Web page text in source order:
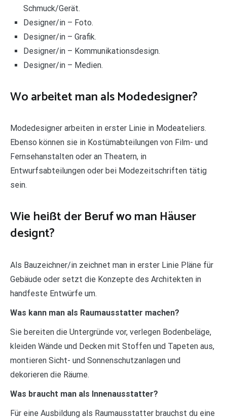
Schmuck/Gerät.
Designer/in – Foto.
Designer/in – Grafik.
Designer/in – Kommunikationsdesign.
Designer/in – Medien.
Wo arbeitet man als Modedesigner?
Modedesigner arbeiten in erster Linie in Modeateliers.
Ebenso können sie in Kostümabteilungen von Film- und
Fernsehanstalten oder an Theatern, in
Entwurfsabteilungen oder bei Modezeitschriften tätig
sein.
Wie heißt der Beruf wo man Häuser
designt?
Als Bauzeichner/in zeichnet man in erster Linie Pläne für
Gebäude oder setzt die Konzepte des Architekten in
handfeste Entwürfe um.
Was kann man als Raumausstatter machen?
Sie bereiten die Untergründe vor, verlegen Bodenbeläge,
kleiden Wände und Decken mit Stoffen und Tapeten aus,
montieren Sicht- und Sonnenschutzanlagen und
dekorieren die Räume.
Was braucht man als Innenausstatter?
Für eine Ausbildung als Raumausstatter brauchst du eine